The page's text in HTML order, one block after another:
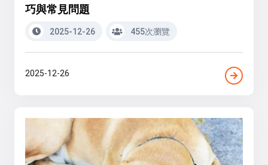
巧與常見問題
2025-12-26 455次瀏覽
2025-12-26